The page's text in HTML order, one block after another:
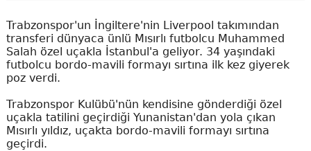
Trabzonspor'un İngiltere'nin Liverpool takımından
transferi dünyaca ünlü Mısırlı futbolcu Muhammed
Salah özel uçakla İstanbul'a geliyor. 34 yaşındaki
futbolcu bordo-mavili formayı sırtına ilk kez giyerek
poz verdi.
Trabzonspor Kulübü'nün kendisine gönderdiği özel
uçakla tatilini geçirdiği Yunanistan'dan yola çıkan
Mısırlı yıldız, uçakta bordo-mavili formayı sırtına
geçirdi.